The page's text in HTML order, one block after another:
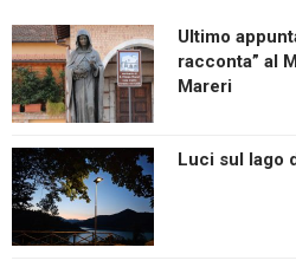
Ultimo
racconta” al
Mareri
Luci sul lago